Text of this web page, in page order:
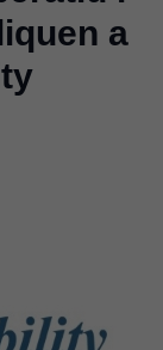
a